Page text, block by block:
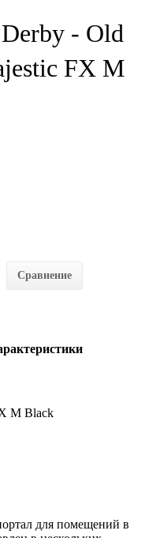
- Old
FX M
Сравнение
M Black
для помещений в